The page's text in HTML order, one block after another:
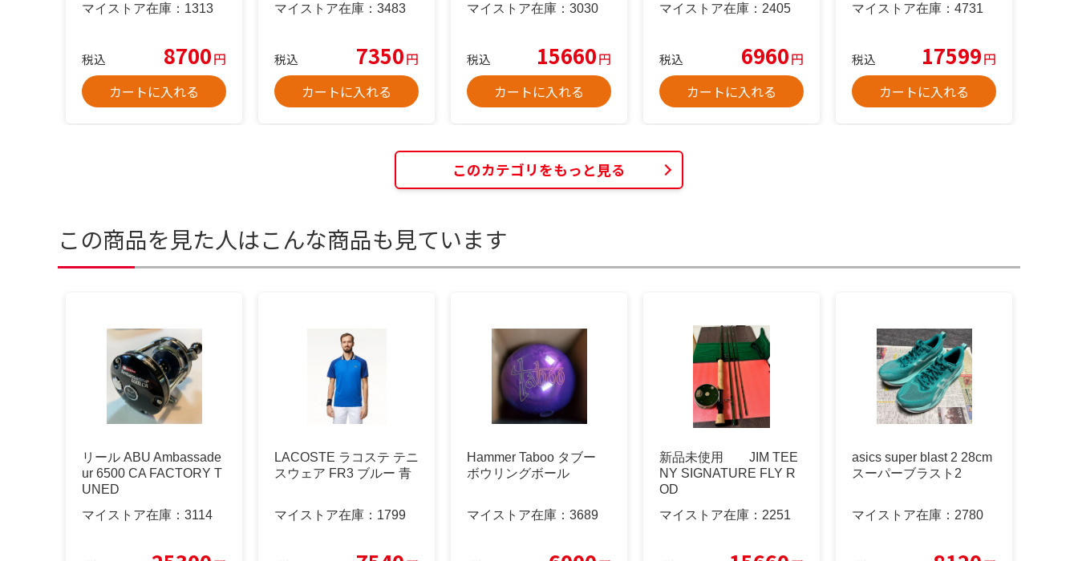
マイストア在庫： 1313
税込 8700円
カートに入れる
マイストア在庫： 3483
税込 7350円
カートに入れる
マイストア在庫： 3030
税込 15660円
カートに入れる
マイストア在庫： 2405
税込 6960円
カートに入れる
マイストア在庫： 4731
税込 17599円
カートに入れる
このカテゴリをもっと見る
この商品を見た人はこんな商品も見ています
リール ABU Ambassade
ur 6500 CA FACTORY T
UNED
マイストア在庫： 3114
LACOSTE ラコステ テニ
スウェア FR3 ブルー 青
マイストア在庫： 1799
Hammer Taboo タブー
ボウリングボール
マイストア在庫： 3689
新品未使用 JIM TEE
NY SIGNATURE FLY R
OD
マイストア在庫： 2251
asics super blast 2 28cm
スーパーブラスト2
マイストア在庫： 2780